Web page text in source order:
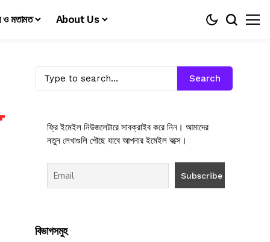
ও মতামত About Us
Search
ফ্রি ইমেইল নিউজলেটারে সাবক্রাইব করে নিন। আমাদের
নতুন লেখাগুলি পৌছে যাবে আপনার ইমেইল বক্সে।
বিভাগসমুহ